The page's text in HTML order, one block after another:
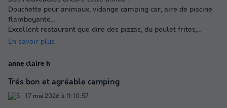
Douchette pour animaux, vidange camping car, aire de piscine
flamboyante...
Excellent restaurant que dire des pizzas, du poulet frites,...
En savoir plus
anne claire h
Trés bon et agréable camping
17 mai 2026 à 11:10:57